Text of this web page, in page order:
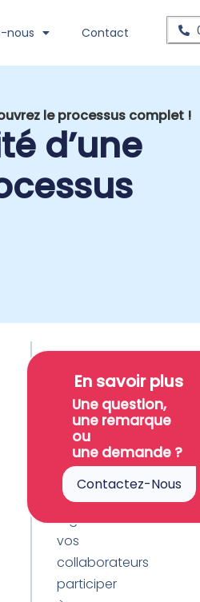
nous Contact
le processus complet !
d’une
SOMMAIRE
suivez
souvent
des
formations
ou
envoyez
régulièrement
vos
collaborateurs
participer
En savoir plus
Une question,
une remarque
ou
une demande ?
Contactez-Nous